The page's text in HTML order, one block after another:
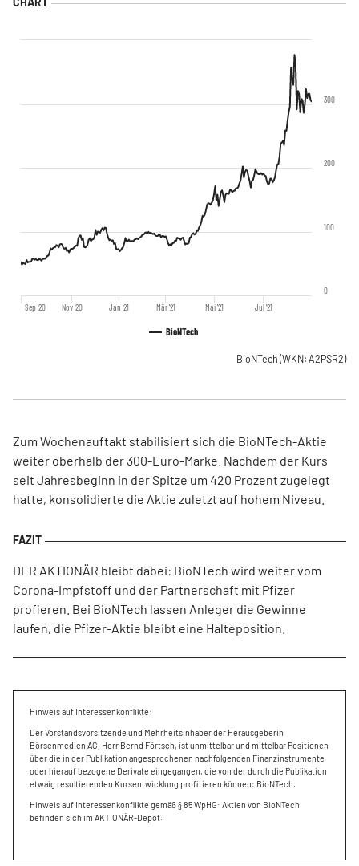
BioNTech
Sep '20 Nov '20 Jan '21 Mär '21 Mai '21 Jul '21
0
100
200
300
BioNTech (WKN: A2PSR2)
Zum Wochenauftakt stabilisiert sich die BioNTech-Aktie
weiter oberhalb der 300-Euro-Marke. Nachdem der Kurs
seit Jahresbeginn in der Spitze um 420 Prozent zugelegt
hatte, konsolidierte die Aktie zuletzt auf hohem Niveau.
DER AKTIONÄR bleibt dabei: BioNTech wird weiter vom
Corona-Impfstoff und der Partnerschaft mit Pfizer
profieren. Bei BioNTech lassen Anleger die Gewinne
laufen, die Pfizer-Aktie bleibt eine Halteposition.
Hinweis auf Interessenkonflikte:
Der Vorstandsvorsitzende und Mehrheitsinhaber der Herausgeberin
Börsenmedien AG, Herr Bernd Förtsch, ist unmittelbar und mittelbar Positionen
über die in der Publikation angesprochenen nachfolgenden Finanzinstrumente
oder hierauf bezogene Derivate eingegangen, die von der durch die Publikation
etwaig resultierenden Kursentwicklung profitieren können: BioNTech.
Hinweis auf Interessenkonflikte gemäß § 85 WpHG: Aktien von BioNTech
befinden sich im AKTIONÄR-Depot.